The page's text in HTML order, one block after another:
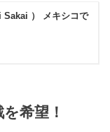
Sakai ） メキシコで
希望！